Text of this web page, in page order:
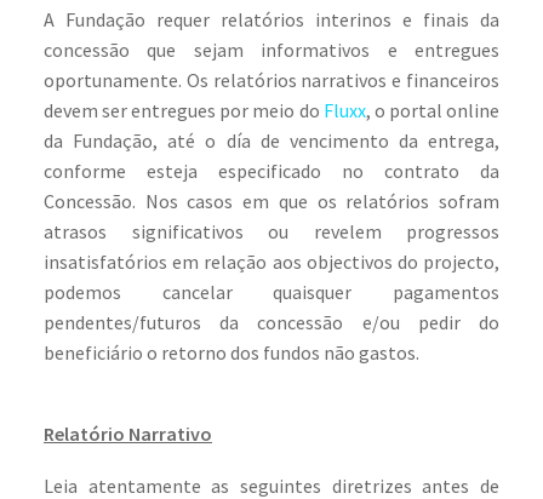
A Fundação requer relatórios interinos e finais da
concessão que sejam informativos e entregues
oportunamente. Os relatórios narrativos e financeiros
devem ser entregues por meio do Fluxx, o portal online
da Fundação, até o día de vencimento da entrega,
conforme esteja especificado no contrato da
Concessão. Nos casos em que os relatórios sofram
atrasos significativos ou revelem progressos
insatisfatórios em relação aos objectivos do projecto,
podemos cancelar quaisquer pagamentos
pendentes/futuros da concessão e/ou pedir do
beneficiário o retorno dos fundos não gastos.
Relatório Narrativo
Leia atentamente as seguintes diretrizes antes de